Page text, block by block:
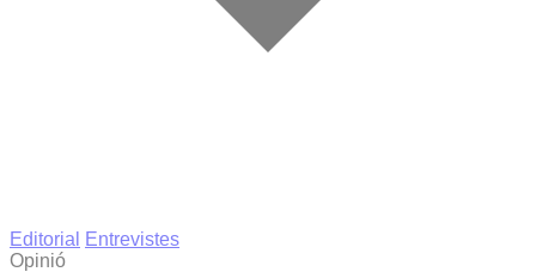
Editorial
Entrevistes
Opinió